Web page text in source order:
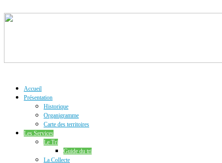
Accueil
Présentation
Historique
Organigramme
Carte des territoires
Les Services
Le Tri
Guide du tri
La Collecte